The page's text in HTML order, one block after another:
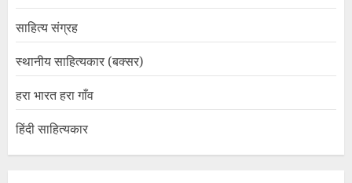
साहित्य संग्रह
स्थानीय साहित्यकार (बक्सर)
हरा भारत हरा गाँव
हिंदी साहित्यकार